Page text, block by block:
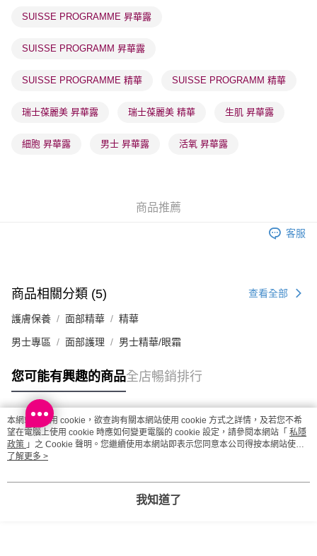
每筆HK$65.00，滿HK$300.00或以上免運費
確認發貨後1-3 工作天送達，訂單將隨機分配至SF順豐速運或京東
每筆HK$65.00，滿HK$300.00或以上免運費
(香港門市) 只顯示可選門市。確認發貨後2-5個工作天到店，3天內
每筆HK$20.00，滿HK$100.00或以上免運費
每筆HK$20.00，滿HK$100.00或以上免運費
運費表
SUISSE PROGRAMME 昇華露
SUISSE PROGRAMM 昇華露
SUISSE PROGRAMME 精華 SUISSE PROGRAMM 精華
瑞士葆麗美 昇華露 瑞士葆麗美 精華 生肌 昇華露
細胞 昇華露 男士 昇華露 活氧 昇華露
商品推薦
客服
商品相關分類 (5) 查看全部
護膚保養 面部精華 精華
男士專區 面部護理 男士精華/眼霜
您可能有興趣的商品全店暢銷排行
熱門標籤
熱銷排行
本網站中使用 cookie，欲查詢有關本網站使用 cookie 方式之詳情，及若您不希
望在電腦上使用 cookie 時應如何變更電腦的 cookie 設定，請參閱本網站「 私隱
政策 」之 Cookie 聲明。您繼續使用本網站即表示您同意本公司得按本網站使用
條款之 Cookie 聲明使用 cookie。
了解更多 >
我知道了